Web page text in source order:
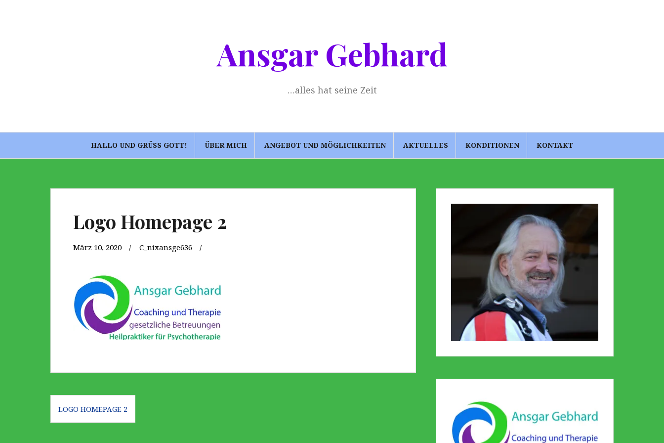
Ansgar Gebhard
…alles hat seine Zeit
HALLO UND GRÜSS GOTT! ÜBER MICH ANGEBOT UND MÖGLICHKEITEN AKTUELLES KONDITIONEN KONTAKT
Logo Homepage 2
März 10, 2020 C_nixansge636
Beitragsnavigation
LOGO HOMEPAGE 2